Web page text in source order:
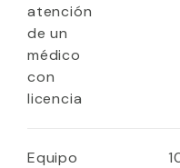
atención
de un
médico
con
licencia
Equipo